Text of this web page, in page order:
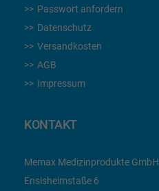
Passwort anfordern
Datenschutz
Versandkosten
AGB
Impressum
KONTAKT
Memax Medizinprodukte GmbH
Ensisheimstaße 6